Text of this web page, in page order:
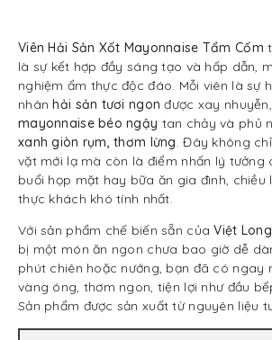
Viên Hải Sản Xốt Mayonnaise Tẩm Cốm
là sự kết hợp đầy sáng tạo và hấp dẫn,
nghiệm ẩm thực độc đáo. Mỗi viên là sự
nhânhải sản tươi ngon được xay
mayonnaise béo ngậy tan chảy và phủ
xanh giòn rụm, thơm lừng. Đây không
vặt mới lạ mà còn là điểm nhấn lý tưởng
buổi họp mặt hay bữa ăn gia đình, chiều
thực khách khó tính nhất.
Với sản phẩm chế biến sẵn củaViệt
bị một món ăn ngon chưa bao giờ dễ
phút chiên hoặc nướng, bạn đã có ngay
vàng óng, thơm ngon, tiện lợi như đầu
Sản phẩm được sản xuất từ nguyên liệu